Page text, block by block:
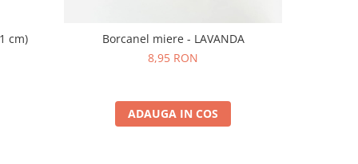
cm)
Borcanel miere - LAVANDA
8,95 RON
ADAUGA IN COS